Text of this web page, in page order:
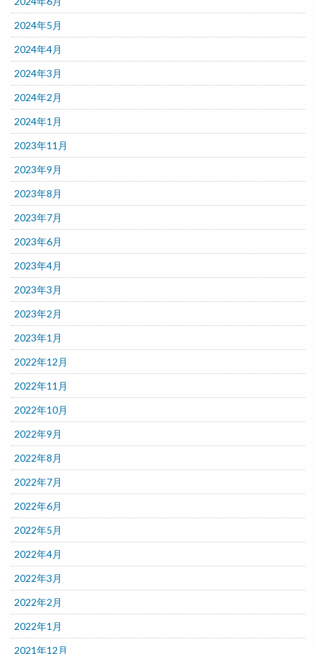
2024年5月
2024年4月
2024年3月
2024年2月
2024年1月
2023年11月
2023年9月
2023年8月
2023年7月
2023年6月
2023年4月
2023年3月
2023年2月
2023年1月
2022年12月
2022年11月
2022年10月
2022年9月
2022年8月
2022年7月
2022年6月
2022年5月
2022年4月
2022年3月
2022年2月
2022年1月
2021年12月